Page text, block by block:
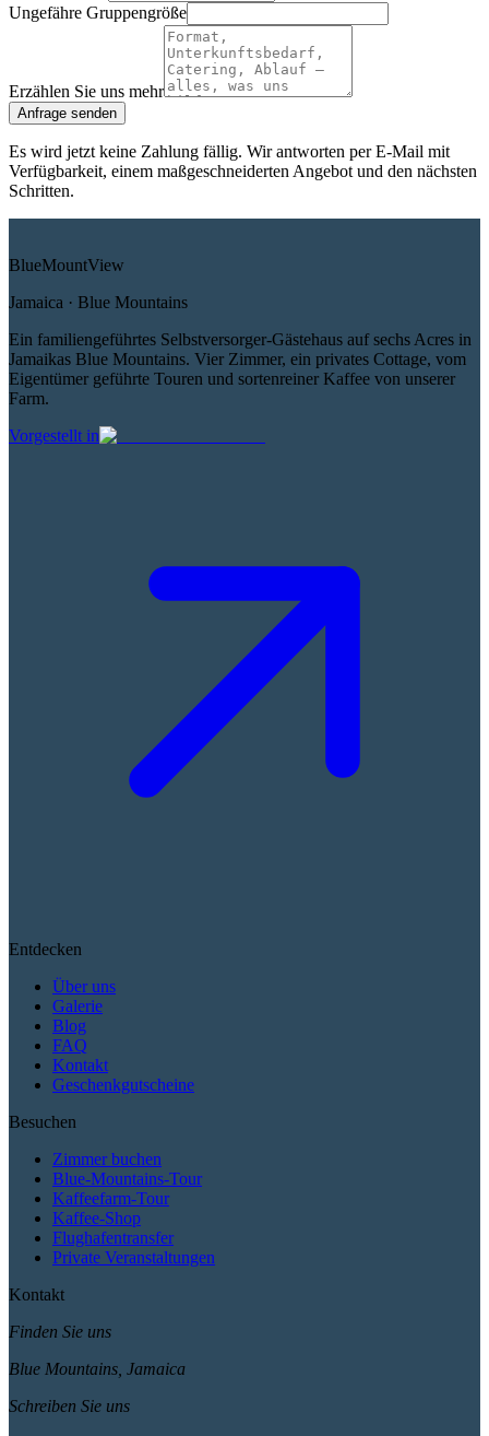
Ungefähre Gruppengröße
Erzählen Sie uns mehr
Anfrage senden
Es wird jetzt keine Zahlung fällig. Wir antworten per E-Mail mit
Verfügbarkeit, einem maßgeschneiderten Angebot und den nächsten
Schritten.
BlueMountView
Jamaica · Blue Mountains
Ein familiengeführtes Selbstversorger-Gästehaus auf sechs Acres in
Jamaikas Blue Mountains. Vier Zimmer, ein privates Cottage, vom
Eigentümer geführte Touren und sortenreiner Kaffee von unserer
Farm.
Vorgestellt in
Entdecken
Über uns
Galerie
Blog
FAQ
Kontakt
Geschenkgutscheine
Besuchen
Zimmer buchen
Blue-Mountains-Tour
Kaffeefarm-Tour
Kaffee-Shop
Flughafentransfer
Private Veranstaltungen
Kontakt
Finden Sie uns
Blue Mountains, Jamaica
Schreiben Sie uns